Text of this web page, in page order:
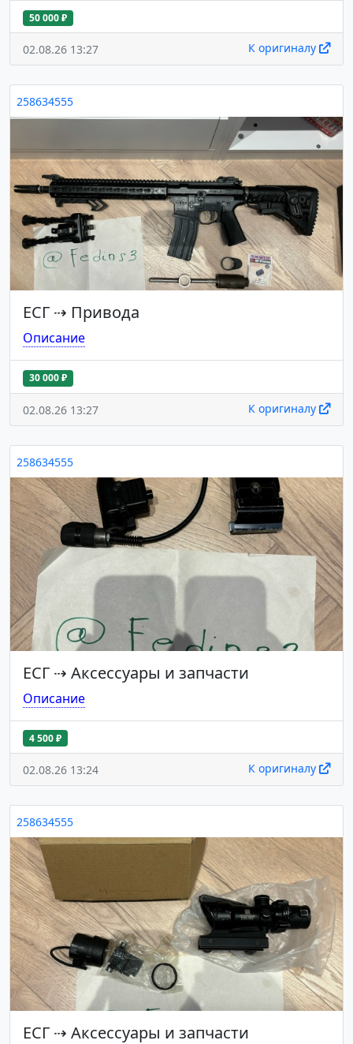
50 000 ₽
02.08.26 13:27 К оригиналу
258634555
ЕСГ ⇢ Привода
Описание
30 000 ₽
02.08.26 13:27 К оригиналу
258634555
ЕСГ ⇢ Аксессуары и запчасти
Описание
4 500 ₽
02.08.26 13:24 К оригиналу
258634555
ЕСГ ⇢ Аксессуары и запчасти